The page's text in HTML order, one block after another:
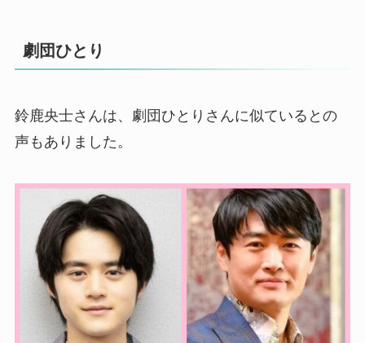
劇団ひとり
鈴鹿央士さんは、劇団ひとりさんに似ているとの
声もありました。